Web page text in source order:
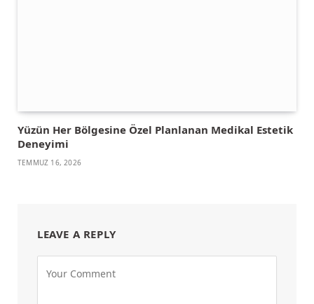
Yüzün Her Bölgesine Özel Planlanan Medikal Estetik
Deneyimi
TEMMUZ 16, 2026
LEAVE A REPLY